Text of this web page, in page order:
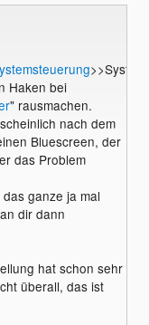
Haken bei
" rausmachen.
nach dem
Bluescreen, der
das Problem
ganze ja mal
dir dann
hat schon sehr
überall, das ist